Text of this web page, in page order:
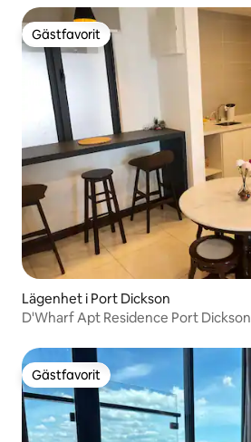
Gästfavorit
Gästfavorit
Lägenhet i Port Dickson
D'Wharf Apt Residence Port Dickson
Gästfavorit
Gästfavorit